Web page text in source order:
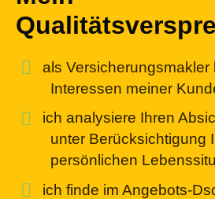
als Ver­sicherungs­makler
Interessen meiner
ich analysiere Ihren
unter Berücksichtigung
persönlichen
ich finde im Angebots-